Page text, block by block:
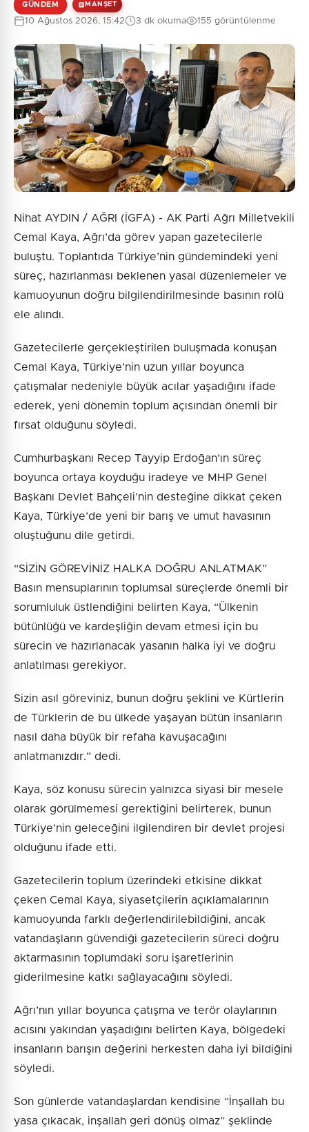
GÜNDEM MANŞET
10 Ağustos 2026, 15:42 3 dk okuma 155 görüntülenme
Nihat AYDIN / AĞRI (İGFA) - AK Parti Ağrı Milletvekili
Cemal Kaya, Ağrı’da görev yapan gazetecilerle
buluştu. Toplantıda Türkiye’nin gündemindeki yeni
süreç, hazırlanması beklenen yasal düzenlemeler ve
kamuoyunun doğru bilgilendirilmesinde basının rolü
ele alındı.
Gazetecilerle gerçekleştirilen buluşmada konuşan
Cemal Kaya, Türkiye’nin uzun yıllar boyunca
çatışmalar nedeniyle büyük acılar yaşadığını ifade
ederek, yeni dönemin toplum açısından önemli bir
fırsat olduğunu söyledi.
Cumhurbaşkanı Recep Tayyip Erdoğan’ın süreç
boyunca ortaya koyduğu iradeye ve MHP Genel
Başkanı Devlet Bahçeli’nin desteğine dikkat çeken
Kaya, Türkiye’de yeni bir barış ve umut havasının
oluştuğunu dile getirdi.
“SİZİN GÖREVİNİZ HALKA DOĞRU ANLATMAK”
Basın mensuplarının toplumsal süreçlerde önemli bir
sorumluluk üstlendiğini belirten Kaya, “Ülkenin
bütünlüğü ve kardeşliğin devam etmesi için bu
sürecin ve hazırlanacak yasanın halka iyi ve doğru
anlatılması gerekiyor.
Sizin asıl göreviniz, bunun doğru şeklini ve Kürtlerin
de Türklerin de bu ülkede yaşayan bütün insanların
nasıl daha büyük bir refaha kavuşacağını
anlatmanızdır.” dedi.
Kaya, söz konusu sürecin yalnızca siyasi bir mesele
olarak görülmemesi gerektiğini belirterek, bunun
Türkiye’nin geleceğini ilgilendiren bir devlet projesi
olduğunu ifade etti.
Gazetecilerin toplum üzerindeki etkisine dikkat
çeken Cemal Kaya, siyasetçilerin açıklamalarının
kamuoyunda farklı değerlendirilebildiğini, ancak
vatandaşların güvendiği gazetecilerin süreci doğru
aktarmasının toplumdaki soru işaretlerinin
giderilmesine katkı sağlayacağını söyledi.
Ağrı’nın yıllar boyunca çatışma ve terör olaylarının
acısını yakından yaşadığını belirten Kaya, bölgedeki
insanların barışın değerini herkesten daha iyi bildiğini
söyledi.
Son günlerde vatandaşlardan kendisine “İnşallah bu
yasa çıkacak, inşallah geri dönüş olmaz” şeklinde